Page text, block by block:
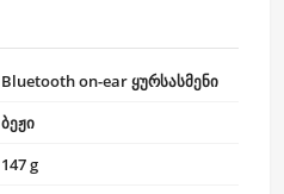
Bluetooth on-ear ყურსასმენი
ბეჟი
147 g